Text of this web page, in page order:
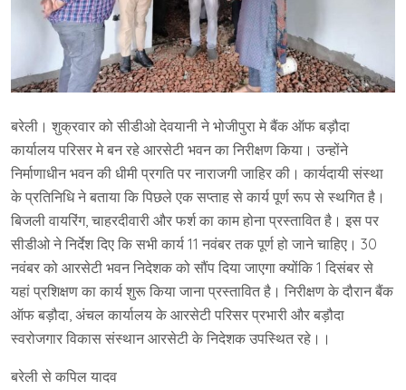
बरेली। शुक्रवार को सीडीओ देवयानी ने भोजीपुरा मे बैंक ऑफ बड़ौदा
कार्यालय परिसर मे बन रहे आरसेटी भवन का निरीक्षण किया। उन्होंने
निर्माणाधीन भवन की धीमी प्रगति पर नाराजगी जाहिर की। कार्यदायी संस्था
के प्रतिनिधि ने बताया कि पिछले एक सप्ताह से कार्य पूर्ण रूप से स्थगित है।
बिजली वायरिंग, चाहरदीवारी और फर्श का काम होना प्रस्तावित है। इस पर
सीडीओ ने निर्देश दिए कि सभी कार्य 11 नवंबर तक पूर्ण हो जाने चाहिए। 30
नवंबर को आरसेटी भवन निदेशक को सौंप दिया जाएगा क्योंकि 1 दिसंबर से
यहां प्रशिक्षण का कार्य शुरू किया जाना प्रस्तावित है। निरीक्षण के दौरान बैंक
ऑफ बड़ौदा, अंचल कार्यालय के आरसेटी परिसर प्रभारी और बड़ौदा
स्वरोजगार विकास संस्थान आरसेटी के निदेशक उपस्थित रहे।।
बरेली से कपिल यादव